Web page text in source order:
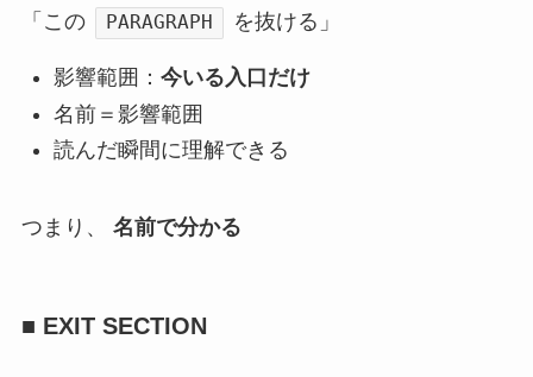
「この PARAGRAPH を抜ける」
影響範囲： 今いる入口だけ
名前＝影響範囲
読んだ瞬間に理解できる
つまり、 名前で分かる
■ EXIT SECTION